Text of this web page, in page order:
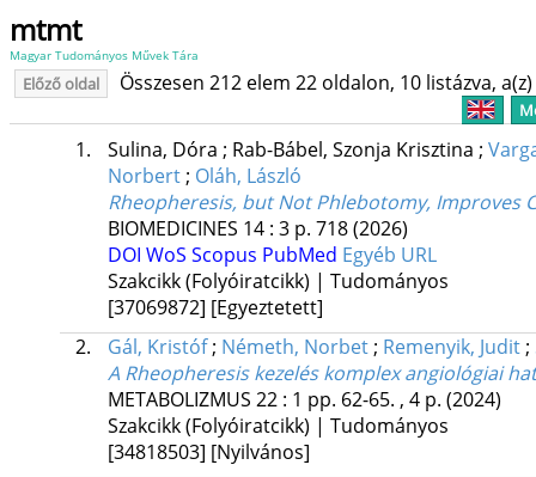
mtmt
Magyar Tudományos Művek Tára
Előző oldal Összesen 212 elem 22 oldalon, 10 listázva,
1. Sulina, Dóra ; Rab-Bábel, Szonja Krisztina ;
Norbert; Oláh, László
Rheopheresis, but Not Phlebotomy, Improves
BIOMEDICINES 14: 3 p. 718(2026)
DOI WoS Scopus PubMed Egyéb URL
Szakcikk (Folyóiratcikk) | Tudományos
[37069872] [Egyeztetett]
2.
Gál, Kristóf; Németh, Norbet; Remenyik, Judit;
A Rheopheresis kezelés komplex angiológiai
METABOLIZMUS 22: 1 pp. 62-65. , 4 p. (2024)
Szakcikk (Folyóiratcikk) | Tudományos
[34818503] [Nyilvános]